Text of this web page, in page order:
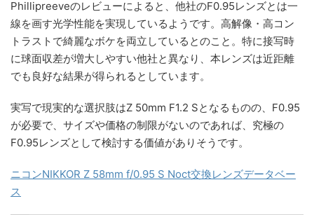
Phillipreeveのレビューによると、他社のF0.95レンズとは一
線を画す光学性能を実現しているようです。高解像・高コン
トラストで綺麗なボケを両立しているとのこと。特に接写時
に球面収差が増大しやすい他社と異なり、本レンズは近距離
でも良好な結果が得られるとしています。
実写で現実的な選択肢はZ 50mm F1.2 Sとなるものの、F0.95
が必要で、サイズや価格の制限がないのであれば、究極の
F0.95レンズとして検討する価値がありそうです。
ニコンNIKKOR Z 58mm f/0.95 S Noct交換レンズデータベー
ス